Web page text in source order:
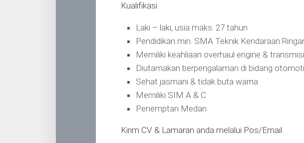
Kualifikasi :
Laki – laki, usia maks. 27 tahun
Pendidikan min. SMA Teknik Kendaraan
Memiliki keahliaan overhaul engine & transmisi
Diutamakan berpengalaman di bidang
Sehat jasmani & tidak buta warna
Memiliki SIM A & C
Penemptan Medan
Kirim CV & Lamaran anda melalui Pos/Email